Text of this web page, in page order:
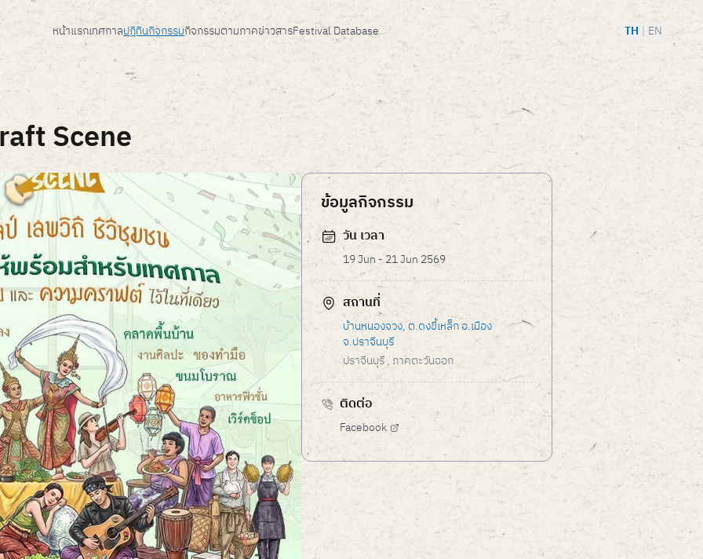
หน้าแรกเทศกาลปฎิทินกิจกรรมกิจกรรมตามภาคข่าวสารFestival Database TH | EN
Scene
ข้อมูลกิจกรรม
วัน เวลา
19 Jun - 21 Jun 2569
สถานที่
บ้านหนองจวง, ต.ดงขี้เหล็ก อ.เมือง
จ.ปราจีนบุรี
ปราจีนบุรี, ภาคตะวันออก
ติดต่อ
Facebook